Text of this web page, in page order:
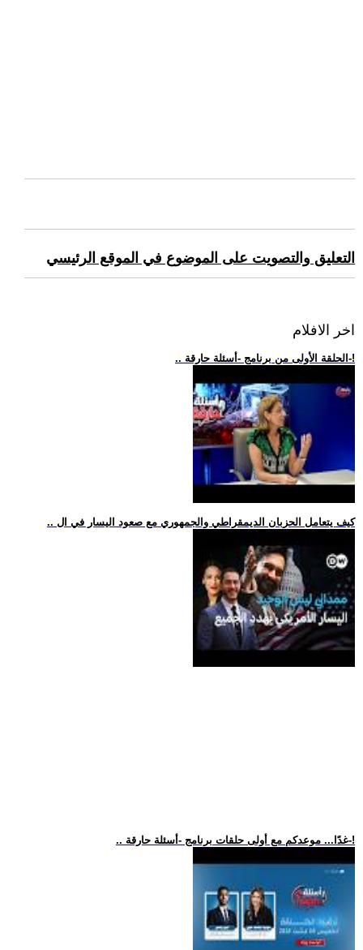
التعليق والتصويت على الموضوع في الموقع الرئيسي
اخر الافلام
.. الحلقة الأولى من برنامج -أسئلة حارقة-!
.. كيف يتعامل الحزبان الديمقراطي والجمهوري مع صعود اليسار في ال
.. غدًا... موعدكم مع أولى حلقات برنامج -أسئلة حارقة-!